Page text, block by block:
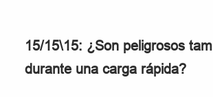
15/15\15: ¿Son peligrosos
durante una carga rápida?